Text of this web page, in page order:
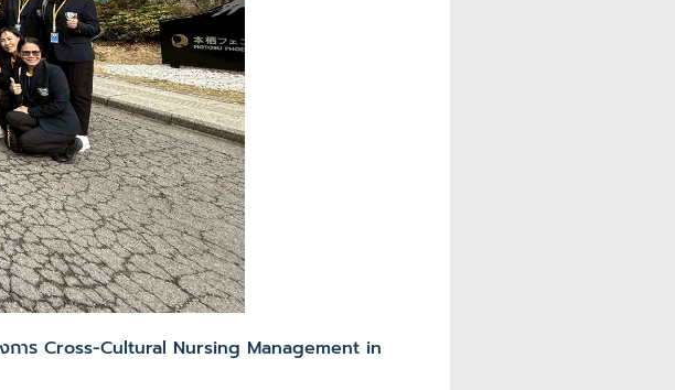
ร Cross-Cultural Nursing Management in